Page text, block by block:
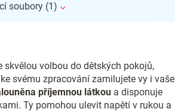
soubory (1)
skvělou volbou do dětských pokojů,
svému zpracování zamilujete vy i vaše
příjemnou látkou a disponuje
Ty pomohou ulevit napětí v rukou a